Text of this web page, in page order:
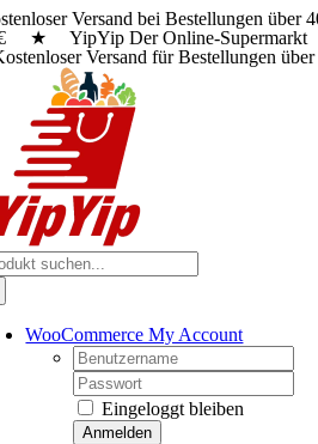
Zum
Inhalt
springen
Versand bei Bestellungen
★ YipYip Der Online-
Versand für Bestellungen
WooCommerce My Account
Username:
Password:
Eingeloggt bleiben